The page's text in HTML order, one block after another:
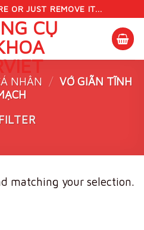
OR JUST REMOVE IT...
NHÂN / VỚ GIÃN TĨNH
matching your selection.